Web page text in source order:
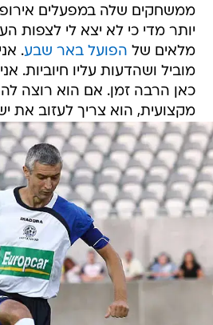
ממשחקים שלה במפעלים
יותר מדי כי לא יצא לי לצפות
מלאים של הפועל באר שבע.
מוביל ושהדעות עליו חיוביות.
כאן הרבה זמן. אם הוא רוצה
מקצועית, הוא צריך לעזוב את